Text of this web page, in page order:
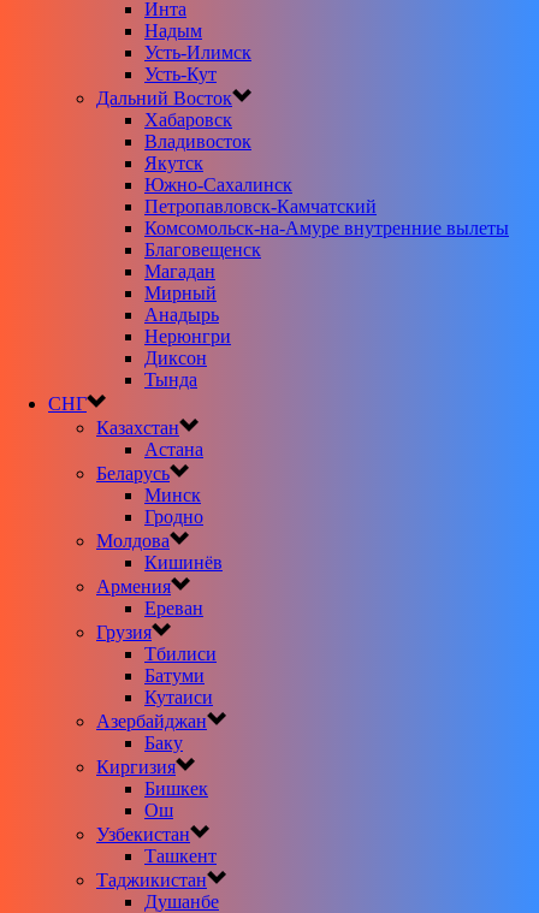
Инта
Надым
Усть-Илимск
Усть-Кут
Дальний Восток
Хабаровск
Владивосток
Якутск
Южно-Сахалинск
Петропавловск-Камчатский
Комсомольск-на-Амуре внутренние вылеты
Благовещенск
Магадан
Мирный
Анадырь
Нерюнгри
Диксон
Тында
СНГ
Казахстан
Астана
Беларусь
Минск
Гродно
Молдова
Кишинёв
Армения
Ереван
Грузия
Тбилиси
Батуми
Кутаиси
Азербайджан
Баку
Киргизия
Бишкек
Ош
Узбекистан
Ташкент
Таджикистан
Душанбе